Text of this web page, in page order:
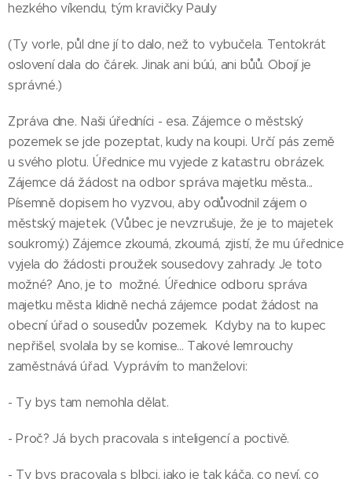
hezkého víkendu, tým kravičky Pauly
(Ty vorle, půl dne jí to dalo, než to vybučela. Tentokrát
oslovení dala do čárek. Jinak ani búú, ani bůů. Obojí je
správné.)
Zpráva dne. Naši úředníci - esa. Zájemce o městský
pozemek se jde pozeptat, kudy na koupi. Určí pás země
u svého plotu. Úřednice mu vyjede z katastru obrázek.
Zájemce dá žádost na odbor správa majetku města...
Písemně dopisem ho vyzvou, aby odůvodnil zájem o
městský majetek. (Vůbec je nevzrušuje, že je to majetek
soukromý.) Zájemce zkoumá, zkoumá, zjistí, že mu úřednice
vyjela do žádosti proužek sousedovy zahrady. Je toto
možné? Ano, je to možné. Úřednice odboru správa
majetku města klidně nechá zájemce podat žádost na
obecní úřad o sousedův pozemek. Kdyby na to kupec
nepřišel, svolala by se komise... Takové lemrouchy
zaměstnává úřad. Vyprávím to manželovi:
- Ty bys tam nemohla dělat.
- Proč? Já bych pracovala s inteligencí a poctivě.
- Ty bys pracovala s blbci, jako je tak káča, co neví, co